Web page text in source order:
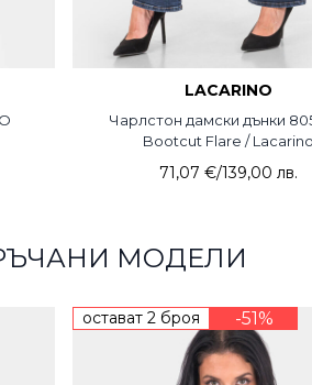
LACARINO
Чарлстон дамски дънки
Bootcut Flare / Lacarino
71,07 €/139,00 лв.
МОДЕЛИ
остават 2 броя -51%